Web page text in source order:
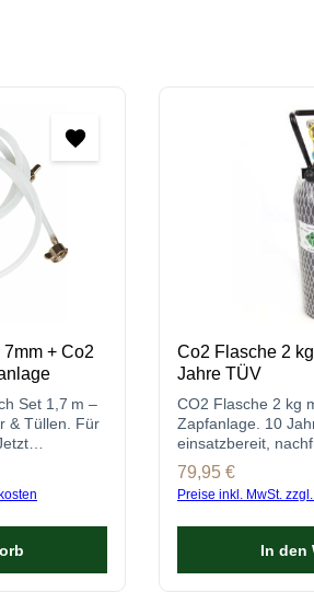
+ Co2
Set 1,7 m –
& Tüllen. Für
Co2 Flasche 2
Jahre TÜV
CO2 Flasche 2 kg
Zapfanlage. 10
einsatzbereit,
perfekten
Regulärer Preis:
79,95 €
Preise inkl. MwSt.
In den